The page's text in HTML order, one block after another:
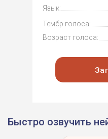
Язык:
Тембр голоса:
Возраст голоса:
Быстро озвучить